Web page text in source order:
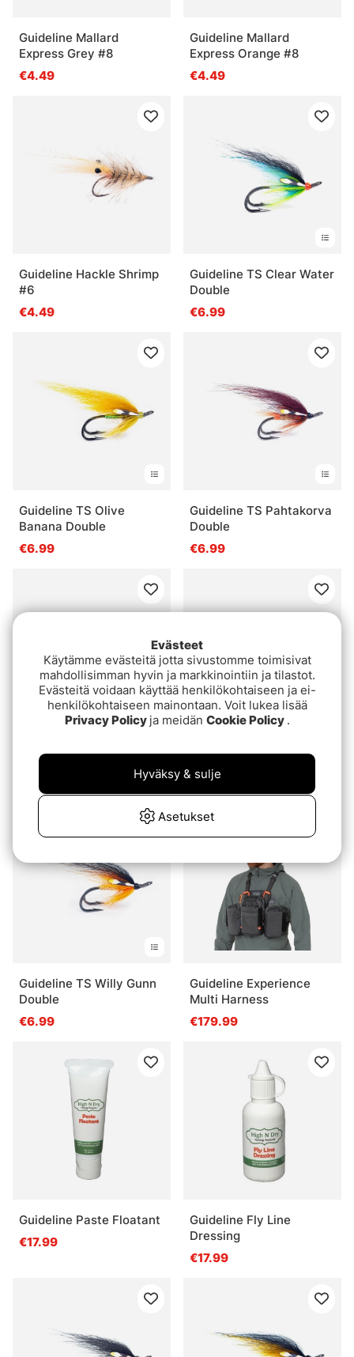
Guideline Mallard
Express Grey #8
€4.49
Guideline Mallard
Express Orange #8
€4.49
Guideline Hackle Shrimp
#6
€4.49
Guideline TS Clear Water
Double
€6.99
Guideline TS Olive
Banana Double
€6.99
Guideline TS Pahtakorva
Double
€6.99
Highlander Double
€6.99
€6.99
Guideline TS Willy Gunn
Double
€6.99
Guideline Experience
Multi Harness
€179.99
Guideline Paste Floatant
€17.99
Guideline Fly Line
Dressing
€17.99
Evästeet
Käytämme evästeitä jotta sivustomme toimisivat
mahdollisimman hyvin ja markkinointiin ja tilastot.
Evästeitä voidaan käyttää henkilökohtaiseen ja ei-
henkilökohtaiseen mainontaan. Voit lukea lisää
Privacy Policy ja meidän Cookie Policy .
Asetukset
Hyväksy & sulje